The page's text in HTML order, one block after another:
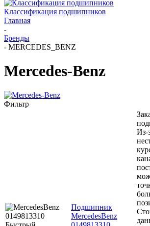
Классификация подшипников
Главная
-
Бренды
- MERCEDES_BENZ
Mercedes-Benz
Фильтр
Подшипник
MercedesBenz
Из-